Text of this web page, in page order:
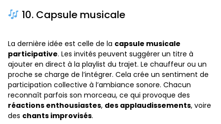
10. Capsule musicale
La dernière idée est celle de la capsule musicale
participative. Les invités peuvent suggérer un titre à
ajouter en direct à la playlist du trajet. Le chauffeur ou un
proche se charge de l’intégrer. Cela crée un sentiment de
participation collective à l’ambiance sonore. Chacun
reconnaît parfois son morceau, ce qui provoque des
réactions enthousiastes, des applaudissements, voire
des chants improvisés.